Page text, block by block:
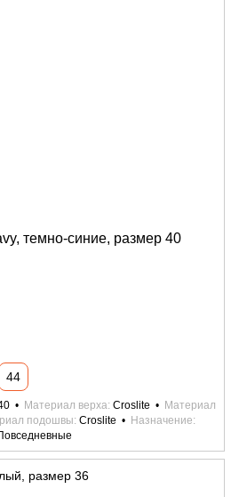
темно-синие, размер 40
44
Материал верха Croslite
Материал
подошвы Croslite
Назначение